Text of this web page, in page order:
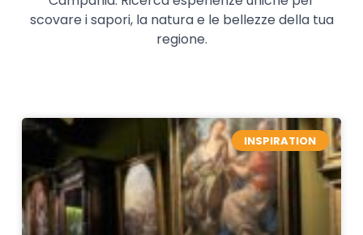
scovare i sapori, la natura e le bellezze della tua
regione.
INSPIRATION